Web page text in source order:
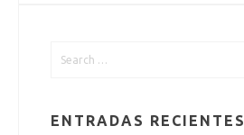
ENTRADAS RECIENTES